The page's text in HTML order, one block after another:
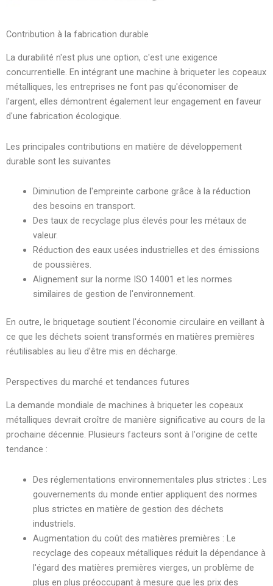
Contribution à la fabrication durable
La durabilité n'est plus une option, c'est une exigence
concurrentielle. En intégrant une machine à briqueter les copeaux
métalliques, les entreprises ne font pas qu'économiser de
l'argent, elles démontrent également leur engagement en faveur
d'une fabrication écologique.
Les principales contributions en matière de développement
durable sont les suivantes
Diminution de l'empreinte carbone grâce à la réduction
des besoins en transport.
Des taux de recyclage plus élevés pour les métaux de
valeur.
Réduction des eaux usées industrielles et des émissions
de poussières.
Alignement sur la norme ISO 14001 et les normes
similaires de gestion de l'environnement.
En outre, le briquetage soutient l'économie circulaire en veillant à
ce que les déchets soient transformés en matières premières
réutilisables au lieu d'être mis en décharge.
Perspectives du marché et tendances futures
La demande mondiale de machines à briqueter les copeaux
métalliques devrait croître de manière significative au cours de la
prochaine décennie. Plusieurs facteurs sont à l'origine de cette
tendance :
Des réglementations environnementales plus strictes : Les
gouvernements du monde entier appliquent des normes
plus strictes en matière de gestion des déchets
industriels.
Augmentation du coût des matières premières : Le
recyclage des copeaux métalliques réduit la dépendance à
l'égard des matières premières vierges, un problème de
plus en plus préoccupant à mesure que les prix des